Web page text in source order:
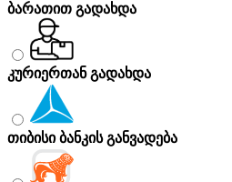
ბარათით გადახდა
კურიერთან გადახდა
თიბისი ბანკის განვადება